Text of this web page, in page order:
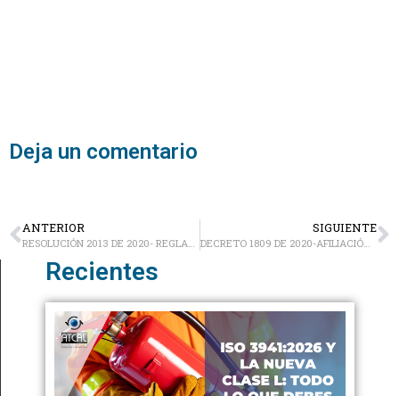
Deja un comentario
ANTERIOR
RESOLUCIÓN 2013 DE 2020- REGLAMENTO TÉCNICO DE CONTENIDOS MÁXIMOS DE SODIO DE LOS ALIMENTOS PROCESADOS
SIGUIENTE
DECRETO 1809 DE 2020-AFILIACIÓN AL SISTEMA GENERAL DE RIESGOS LABORALES DE LOS VOLUNTARIOS
Recientes